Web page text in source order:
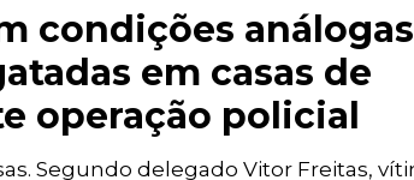
condições
em casas de
operação policial
Segundo delegado Vitor Freitas,